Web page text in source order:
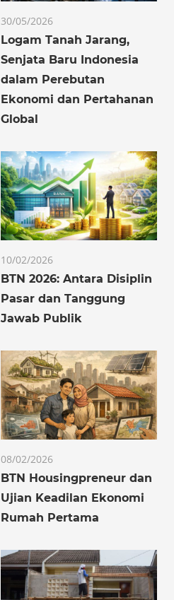
30/05/2026
Logam Tanah Jarang,
Senjata Baru Indonesia
dalam Perebutan
Ekonomi dan Pertahanan
Global
10/02/2026
BTN 2026: Antara Disiplin
Pasar dan Tanggung
Jawab Publik
08/02/2026
BTN Housingpreneur dan
Ujian Keadilan Ekonomi
Rumah Pertama